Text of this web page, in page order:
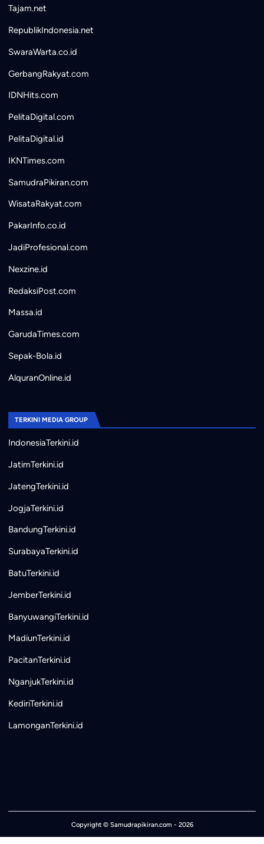
Tajam.net
RepublikIndonesia.net
SwaraWarta.co.id
GerbangRakyat.com
IDNHits.com
PelitaDigital.com
PelitaDigital.id
IKNTimes.com
SamudraPikiran.com
WisataRakyat.com
PakarInfo.co.id
JadiProfesional.com
Nexzine.id
RedaksiPost.com
Massa.id
GarudaTimes.com
Sepak-Bola.id
AlquranOnline.id
TERKINI MEDIA GROUP
IndonesiaTerkini.id
JatimTerkini.id
JatengTerkini.id
JogjaTerkini.id
BandungTerkini.id
SurabayaTerkini.id
BatuTerkini.id
JemberTerkini.id
BanyuwangiTerkini.id
MadiunTerkini.id
PacitanTerkini.id
NganjukTerkini.id
KediriTerkini.id
LamonganTerkini.id
Copyright © Samudrapikiran.com - 2026